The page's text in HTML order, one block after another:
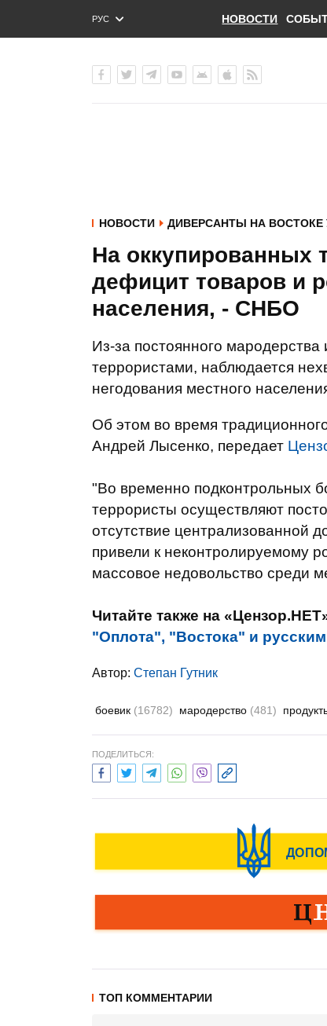
РУС
ENG
НОВОСТИ
НОВОСТИ ДИВЕРСАНТЫ НА ВОСТОКЕ
На оккупированных
дефицит товаров и
населения, - СНБО
Из-за постоянного
террористами, наблюдается
негодования местного
Об этом во время
Андрей Лысенко, передает
"Во временно подконтрольных
террористы осуществляют
отсутствие централизованной
привели к неконтролируемому
массовое недовольство среди
Читайте также на
"Оплота", "Востока" и
Автор: Степан Гутник
боевик (16782) мародерство (481)
ПОДЕЛИТЬСЯ:
ТОП КОММЕНТАРИИ